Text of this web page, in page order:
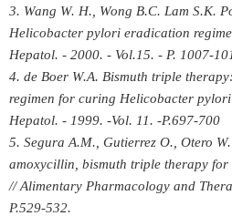
3. Wang W. H., Wong B.C. Lam S.K.
Helicobacter pylori eradication
Hepatol. - 2000. - Vol.15. - P. 1007-
4. de Boer W.A. Bismuth triple
regimen for curing Helicobacter
Hepatol. - 1999. -Vol. 11. -P.697-700
5. Segura A.M., Gutierrez O., Otero
amoxycillin, bismuth triple therapy
// Alimentary Pharmacology and
P.529-532.